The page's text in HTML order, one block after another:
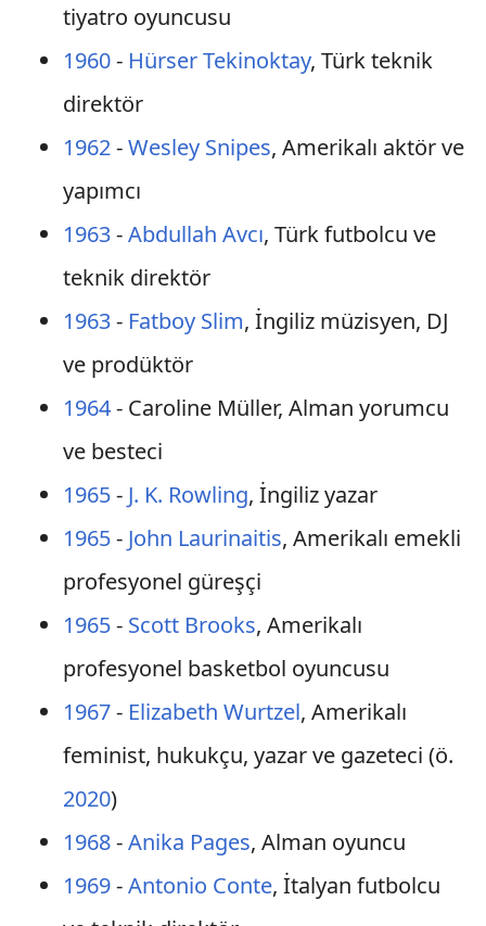
tiyatro oyuncusu
1960- Hürser Tekinoktay, Türk teknik
direktör
1962-Wesley Snipes, Amerikalı aktör ve
yapımcı
1963-Abdullah Avcı, Türk futbolcu ve
teknik direktör
1963- Fatboy Slim, İngiliz müzisyen, DJ
ve prodüktör
1964- Caroline Müller, Alman yorumcu
ve besteci
1965- J. K. Rowling, İngiliz yazar
1965- John Laurinaitis, Amerikalı emekli
profesyonel güreşçi
1965- Scott Brooks, Amerikalı
profesyonel basketbol oyuncusu
1967- Elizabeth Wurtzel, Amerikalı
feminist, hukukçu, yazar ve gazeteci (ö.
2020)
1968-Anika Pages, Alman oyuncu
1969-Antonio Conte, İtalyan futbolcu